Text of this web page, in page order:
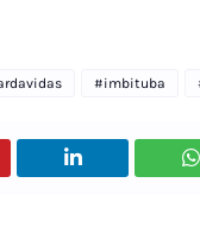
#imbituba